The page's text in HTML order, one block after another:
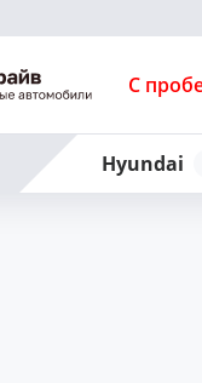
С
Hyundai